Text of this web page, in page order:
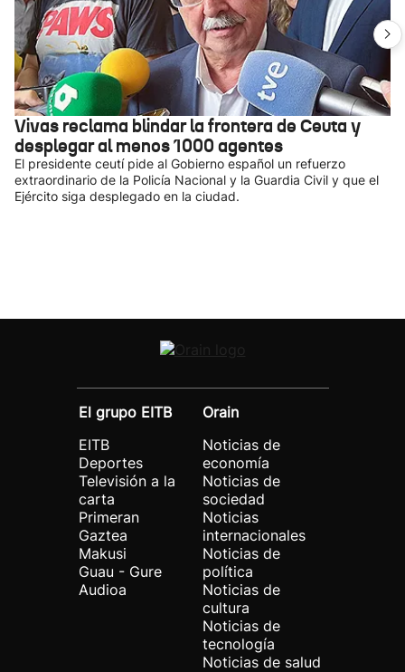
Vivas reclama blindar la frontera de Ceuta y
desplegar al menos 1000 agentes
El presidente ceutí pide al Gobierno español un refuerzo
extraordinario de la Policía Nacional y la Guardia Civil y que el
Ejército siga desplegado en la ciudad.
El grupo EITB
EITB
Deportes
Televisión a la
carta
Primeran
Gaztea
Makusi
Guau - Gure
Audioa
Orain
Noticias de
economía
Noticias de
sociedad
Noticias
internacionales
Noticias de
política
Noticias de
cultura
Noticias de
tecnología
Noticias de salud